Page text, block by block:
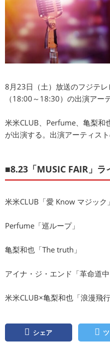
8月23日（土）放送のフジテレ
（18:00～18:30）の出演アー
米米CLUB、Perfume、亀梨和
が出演する。出演アーティス
■8.23「MUSIC FAIR」ラ
米米CLUB「愛 Know マジック
Perfume「巡ループ」
亀梨和也「The truth」
アイナ・ジ・エンド「革命道中
米米CLUB×亀梨和也「浪漫飛行
シェア